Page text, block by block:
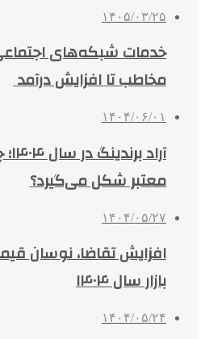
۱۴۰۵/۰۳/۲۵
مخاطب تا افزایش درآمد
۱۴۰۴/۰۶/۰۱
معتبر شکل می‌گیرد؟
۱۴۰۴/۰۵/۲۷
افزایش تقاضا، نوسان
بازار سال ۱۴۰۴
۱۴۰۴/۰۵/۲۴